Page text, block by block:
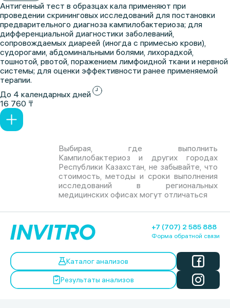
Антигенный тест в образцах кала применяют при
проведении скрининговых исследований для постановки
предварительного диагноза кампилобактериоза; для
дифференциальной диагностики заболеваний,
сопровождаемых диареей (иногда с примесью крови),
судорогами, абдоминальными болями, лихорадкой,
тошнотой, рвотой, поражением лимфоидной ткани и нервной
системы; для оценки эффективности ранее применяемой
терапии.
До 4 календарных дней
16 760 ₸
Выбирая, где выполнить
Кампилобактериоз и других городах
Республики Казахстан, не забывайте, что
стоимость, методы и сроки выполнения
исследований в региональных
медицинских офисах могут отличаться
+7 (707) 2 585 888
Форма обратной связи
Каталог анализов
Результаты анализов